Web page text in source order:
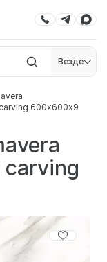
Везде
600х600х9
carving